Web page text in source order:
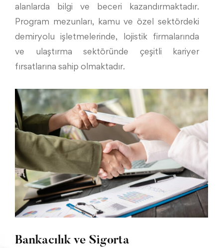
alanlarda bilgi ve beceri kazandırmaktadır.
Program mezunları, kamu ve özel sektördeki
demiryolu işletmelerinde, lojistik firmalarında
ve ulaştırma sektöründe çeşitli kariyer
fırsatlarına sahip olmaktadır.
Bankacılık ve Sigorta